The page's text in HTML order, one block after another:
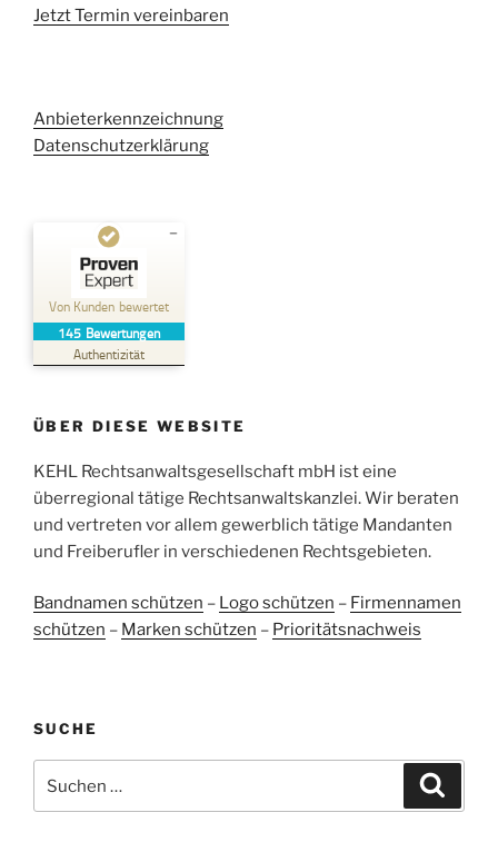
Jetzt Termin vereinbaren
Anbieterkennzeichnung
Datenschutzerklärung
Von Kunden bewertet
145 Bewertungen
Authentizität
Kundenbewertungen und Erfahrungen zu
Kehl Rechtsanwaltsgesellschaft mbH
SEHR GUT
Bewertungen auf
ProvenExpert.com
Bewertungen von
2
anderen Quellen
Blick aufs ProvenExpert-Profil werfen
ÜBER DIESE WEBSITE
KEHL Rechtsanwaltsgesellschaft mbH ist eine
überregional tätige Rechtsanwaltskanzlei. Wir beraten
und vertreten vor allem gewerblich tätige Mandanten
und Freiberufler in verschiedenen Rechtsgebieten.
Bandnamen schützen – Logo schützen – Firmennamen
schützen – Marken schützen – Prioritätsnachweis
SUCHE
nach: